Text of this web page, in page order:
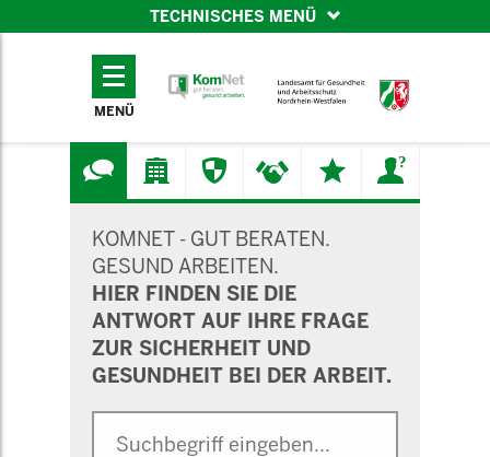
TECHNISCHES MENÜ
TECHNISCHES
MENÜ
KOMNET - GUT BERATEN.
GESUND ARBEITEN.
HIER FINDEN SIE DIE
ANTWORT AUF IHRE FRAGE
ZUR SICHERHEIT UND
GESUNDHEIT BEI DER ARBEIT.